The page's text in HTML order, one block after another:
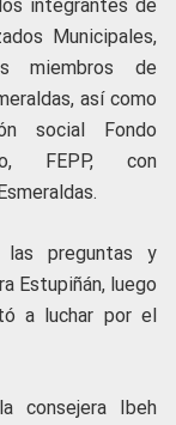
integrantes de
Municipales,
miembros de
así como
social Fondo
FEPP, con
preguntas y
Estupiñán, luego
a luchar por el
consejera Ibeh